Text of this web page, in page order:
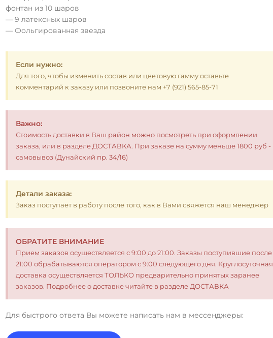
фонтан из 10 шаров
— 9 латексных шаров
— Фольгированная звезда
Если нужно:
Для того, чтобы изменить состав или цветовую гамму оставьте
комментарий к заказу или позвоните нам +7 (921) 565-85-71
Важно:
Стоимость доставки в Ваш район можно посмотреть при оформлении
заказа, или в разделе ДОСТАВКА. При заказе на сумму меньше 1800 руб -
самовывоз (Дунайский пр. 34/16)
Детали заказа:
Заказ поступает в работу после того, как в Вами свяжется наш менеджер
ОБРАТИТЕ ВНИМАНИЕ
Прием заказов осуществляется с 9:00 до 21:00. Заказы поступившие после
21:00 обрабатываются оператором с 9:00 следующего дня. Круглосуточная
доставка осуществляется ТОЛЬКО предварительно принятых заранее
заказов. Подробнее о доставке читайте в разделе ДОСТАВКА
Для быстрого ответа Вы можете написать нам в мессенджеры: